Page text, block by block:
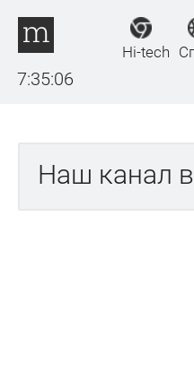
7:35:06
Hi-tech Спорт
Наш канал